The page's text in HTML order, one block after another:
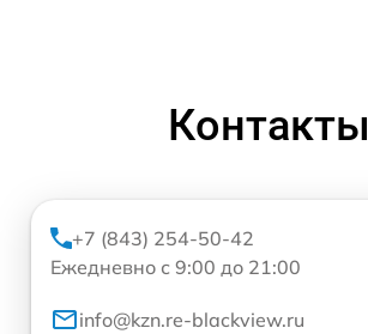
Контакты
+7 (843) 254-50-42
Ежедневно с 9:00 до 21:00
info@kzn.re-blackview.ru